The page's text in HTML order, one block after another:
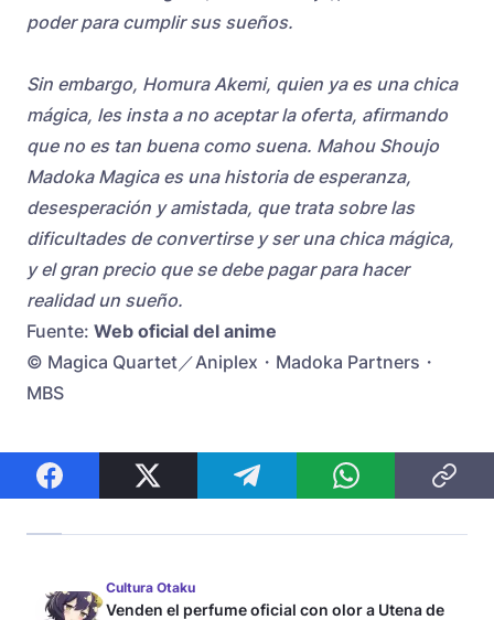
poder para cumplir sus sueños.
Sin embargo, Homura Akemi, quien ya es una chica
mágica, les insta a no aceptar la oferta, afirmando
que no es tan buena como suena. Mahou Shoujo
Madoka Magica es una historia de esperanza,
desesperación y amistada, que trata sobre las
dificultades de convertirse y ser una chica mágica,
y el gran precio que se debe pagar para hacer
realidad un sueño.
Fuente: Web oficial del anime
© Magica Quartet／Aniplex・Madoka Partners・
MBS
Cultura Otaku
Venden el perfume oficial con olor a Utena de